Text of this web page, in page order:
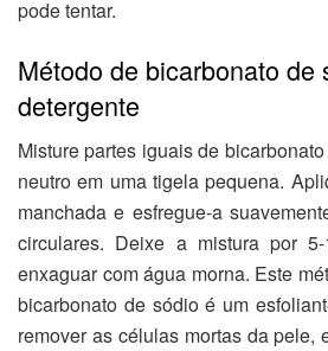
pode tentar.
Método de bicarbonato de
detergente
Misture partes iguais de
neutro em uma tigela pequena.
manchada e esfregue-a
circulares. Deixe a mistura por
enxaguar com água morna. Este
bicarbonato de sódio é um
remover as células mortas da pele,